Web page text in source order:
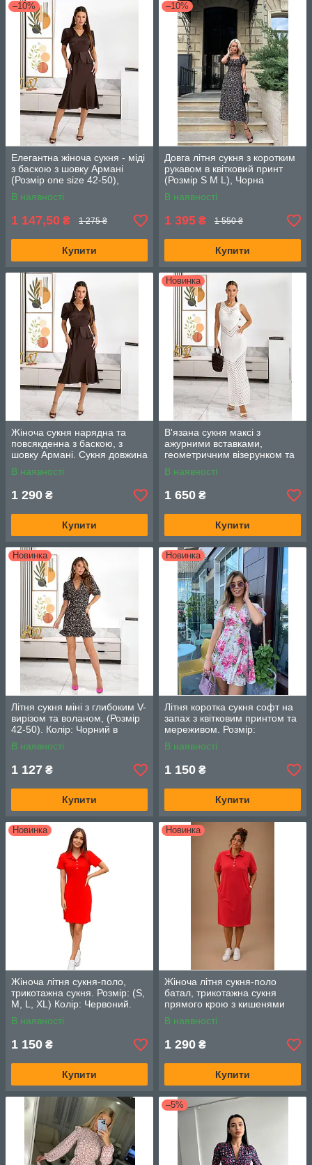
–10%
Елегантна жіноча сукня - міді
з баскою з шовку Армані
(Розмір one size 42-50),
Шоколад
В наявності
1 147,50 ₴ 1 275 ₴
Купити
–10%
Довга літня сукня з коротким
рукавом в квітковий принт
(Розмір S M L), Чорна
В наявності
1 395 ₴ 1 550 ₴
Купити
Жіноча сукня нарядна та
повсякденна з баскою, з
шовку Армані. Сукня довжина
міді (Розмір 42–50).
Коричневий.
В наявності
1 290 ₴
Купити
Новинка
В'язана сукня максі з
ажурними вставками,
геометричним візерунком та
високим розрізом, (Розмір
one size 42-50) колір Білий
В наявності
1 650 ₴
Купити
Новинка
Літня сукня міні з глибоким V-
вирізом та воланом, (Розмір
42-50). Колір: Чорний в
дрібну квіточку
В наявності
1 127 ₴
Купити
Новинка
Літня коротка сукня софт на
запах з квітковим принтом та
мереживом. Розмір:
(42,44,46). Колір: біла з
рожевими квітами
В наявності
1 150 ₴
Купити
Новинка
Жіноча літня сукня-поло,
трикотажна сукня. Розмір: (S,
M, L, XL) Колір: Червоний.
В наявності
1 150 ₴
Купити
Новинка
Жіноча літня сукня-поло
батал, трикотажна сукня
прямого крою з кишенями
Розмір: (2XL, 3XL, 4XL) Колір:
Червоний.
В наявності
1 290 ₴
Купити
–5%